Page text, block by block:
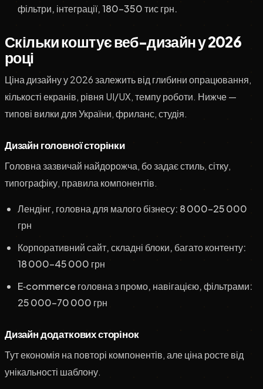
фільтри, інтеграції, 180–350 тис грн.
Скільки коштує веб-дизайн у 2026
році
Ціна дизайну у 2026 залежить від глибини опрацювання,
кількості екранів, рівня UI/UX, темпу роботи. Нижче —
типові вилки для України, фриланс, студія.
Дизайн головної сторінки
Головна зазвичай найдорожча, бо задає стиль, сітку,
типографіку, правила компонентів.
Лендінг, головна для малого бізнесу: 8 000–25 000
грн
Корпоративний сайт, складні блоки, багато контенту:
18 000–45 000 грн
E‑commerce головна з промо, навігацією, фільтрами:
25 000–70 000 грн
Дизайн додаткових сторінок
Тут економія на повторі компонентів, але ціна росте від
унікальності шаблону.